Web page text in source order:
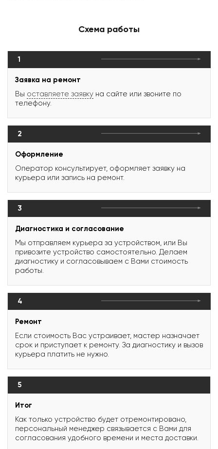
Схема работы
1
Заявка на ремонт
Вы оставляете заявку на сайте или звоните по
телефону.
2
Оформление
Оператор консультирует, оформляет заявку на
курьера или запись на ремонт.
3
Диагностика и согласование
Мы отправляем курьера за устройством, или Вы
привозите устройство самостоятельно. Делаем
диагностику и согласовываем с Вами стоимость
работы.
4
Ремонт
Если стоимость Вас устраивает, мастер назначает
срок и приступает к ремонту. За диагностику и вызов
курьера платить не нужно.
5
Итог
Как только устройство будет отремонтировано,
персональный менеджер связывается с Вами для
согласования удобного времени и места доставки.